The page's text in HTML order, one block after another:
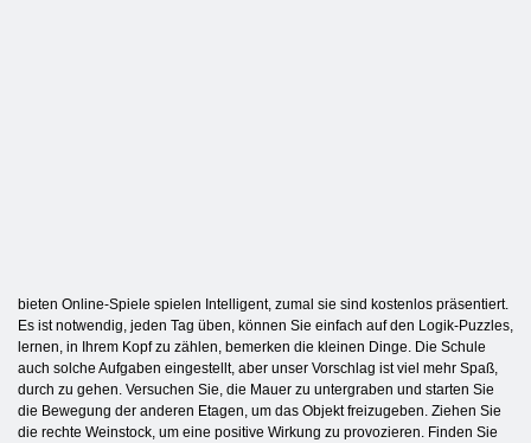
bieten Online-Spiele spielen Intelligent, zumal sie sind kostenlos präsentiert.
Es ist notwendig, jeden Tag üben, können Sie einfach auf den Logik-Puzzles,
lernen, in Ihrem Kopf zu zählen, bemerken die kleinen Dinge. Die Schule
auch solche Aufgaben eingestellt, aber unser Vorschlag ist viel mehr Spaß,
durch zu gehen. Versuchen Sie, die Mauer zu untergraben und starten Sie
die Bewegung der anderen Etagen, um das Objekt freizugeben. Ziehen Sie
die rechte Weinstock, um eine positive Wirkung zu provozieren. Finden Sie